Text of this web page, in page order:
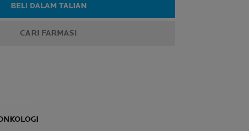
BELI DALAM TALIAN
CARI FARMASI